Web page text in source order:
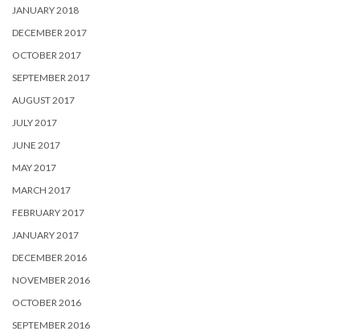
JANUARY 2018
DECEMBER 2017
OCTOBER 2017
SEPTEMBER 2017
AUGUST 2017
JULY 2017
JUNE 2017
MAY 2017
MARCH 2017
FEBRUARY 2017
JANUARY 2017
DECEMBER 2016
NOVEMBER 2016
OCTOBER 2016
SEPTEMBER 2016